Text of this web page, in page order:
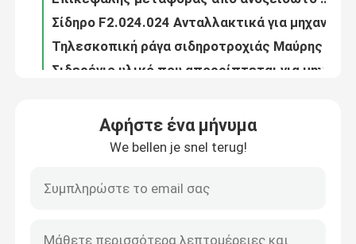
Επικοινωνήστε μαζί μας
Ιστολόγιο
Μέρη εκτύπωσης όφσετ
Iron Material Lock Leaf 42.006.034 G2.006.038 Leaf Spring for SM52 PM52 GTO52 MO Machine
Αφήστε ένα μήνυμα
We bellen je snel terug!